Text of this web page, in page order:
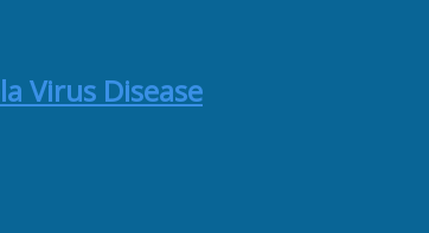
Virus Disease